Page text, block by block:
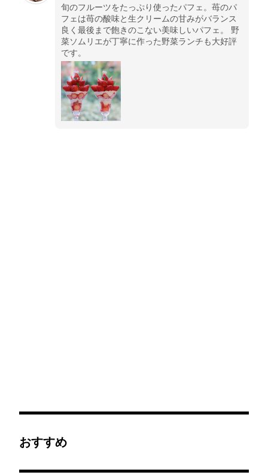
旬のフルーツをたっぷり使ったパフェ。苺のパ
フェは苺の酸味と生クリームの甘みがバランス
良く最後まで飽きのこない美味しいパフェ。 野
菜ソムリエが丁寧に作った野菜ランチも大好評
です。
おすすめ